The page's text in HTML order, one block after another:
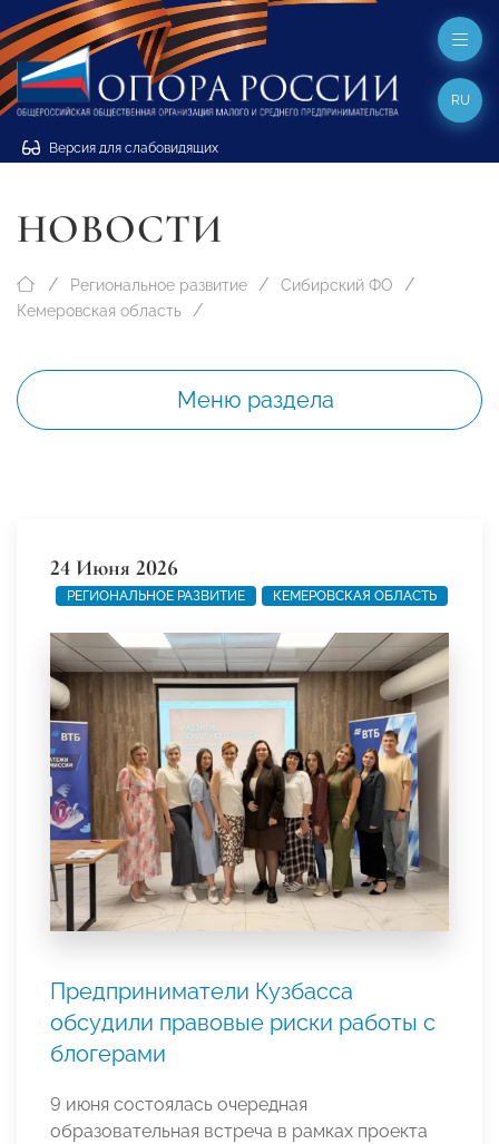
Версия для слабовидящих
RU
НОВОСТИ
Региональное развитие
Сибирский ФО
Кемеровская область
Меню раздела
24 Июня 2026
РЕГИОНАЛЬНОЕ РАЗВИТИЕ КЕМЕРОВСКАЯ ОБЛАСТЬ
Предприниматели Кузбасса
обсудили правовые риски работы с
блогерами
9 июня состоялась очередная
образовательная встреча в рамках проекта